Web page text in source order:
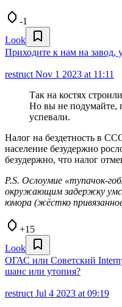
-1
Look
Приходите к нам на завод,
restruct Nov 1 2023 at 11:11
Так на костях
Но вы не подумайте,
успевали.
Налог на бездетность в
население безудержно
безудержно, что налог
P.S. Ослоумие «тупачок-
окружающим задержку
юмора (жёстко
+15
Look
ОГАС или Советский
шанс или утопия?
restruct Jul 4 2023 at 09:19